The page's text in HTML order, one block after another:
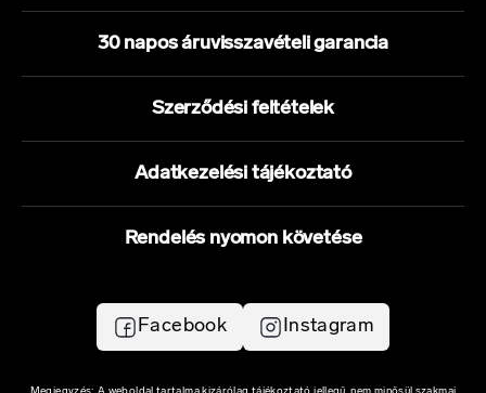
30 napos áruvisszavételi garancia
Szerződési feltételek
Adatkezelési tájékoztató
Rendelés nyomon követése
Facebook Instagram